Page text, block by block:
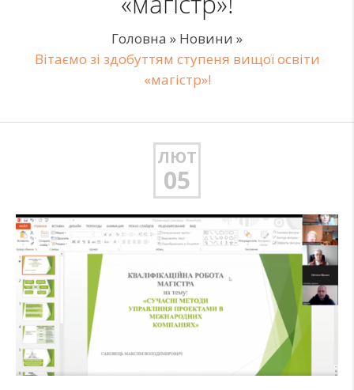
Головна » Новини »
Вітаємо зі здобуттям ступеня вищої освіти
«магістр»!
ЛЮТ
05